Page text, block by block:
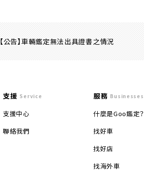
【公告】車輛鑑定無法出具證書之情況
支援 Service
支援中心
聯絡我們
服務 Businesses
什麼是Goo鑑定？
找好車
找好店
找海外車